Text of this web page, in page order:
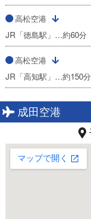
高松空港
JR「徳島駅」…約60分
高松空港
JR「高知駅」…約150分
成田空港